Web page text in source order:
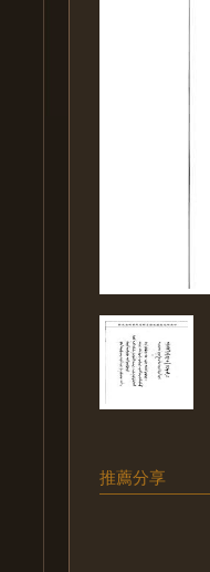
推薦分享